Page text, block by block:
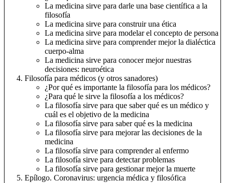
La medicina sirve para darle una base científica a la
filosofía
La medicina sirve para construir una ética
La medicina sirve para modelar el concepto de persona
La medicina sirve para comprender mejor la dialéctica
cuerpo-alma
La medicina sirve para conocer mejor nuestras
decisiones: neuroética
Filosofía para médicos (y otros sanadores)
¿Por qué es importante la filosofía para los médicos?
¿Para qué le sirve la filosofía a los médicos?
La filosofía sirve para que saber qué es un médico y
cuál es el objetivo de la medicina
La filosofía sirve para saber qué es la medicina
La filosofía sirve para mejorar las decisiones de la
medicina
La filosofía sirve para comprender al enfermo
La filosofía sirve para detectar problemas
La filosofía sirve para gestionar mejor la muerte
Epílogo. Coronavirus: urgencia médica y filosófica